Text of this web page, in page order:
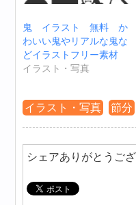
鬼 イラスト 無料 か
わいい鬼やリアルな鬼な
どイラストフリー素材
イラスト・写真
イラスト・写真 節分
シェアありがとうご